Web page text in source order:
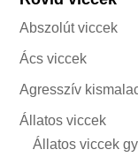
Abszolút viccek
Ács viccek
Agresszív
Állatos viccek
Állatos viccek